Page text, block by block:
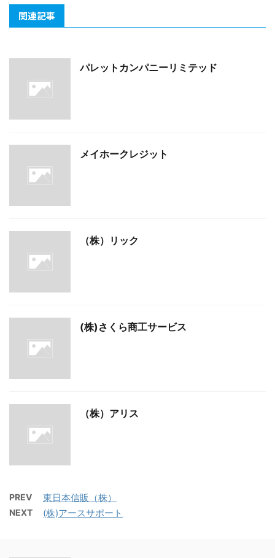
関連記事
パレットカンパニーリミテッド
メイホークレジット
（株）リック
(株)さくら商工サービス
（株）アリス
PREV 東日本信販（株）
NEXT (株)アースサポート